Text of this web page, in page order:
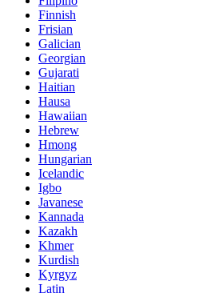
Finnish
Frisian
Galician
Georgian
Gujarati
Haitian
Hausa
Hawaiian
Hebrew
Hmong
Hungarian
Icelandic
Igbo
Javanese
Kannada
Kazakh
Khmer
Kurdish
Kyrgyz
Latin